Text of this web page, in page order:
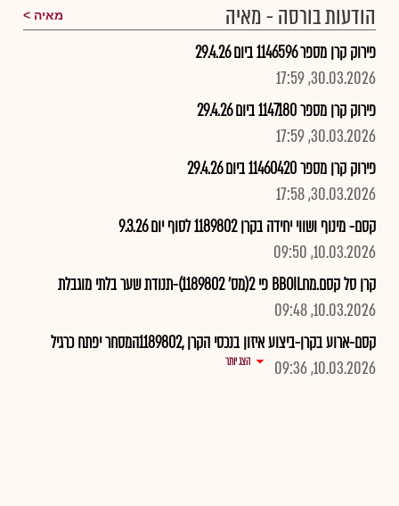
הודעות בורסה - מאיה מאיה
פירוק קרן מספר 1146596 ביום 29.4.26
30.03.2026, 17:59
פירוק קרן מספר 1147180 ביום 29.4.26
30.03.2026, 17:59
פירוק קרן מספר 11460420 ביום 29.4.26
30.03.2026, 17:58
קסם- מינוף ושווי יחידה בקרן 1189802 לסוף יום 9.3.26
10.03.2026, 09:50
קרן סל קסם.מחBBOIL פי 2(מס' 1189802)-תנודת שער בלתי מוגבלת
10.03.2026, 09:48
קסם-ארוע בקרן-ביצוע איזון בנכסי הקרן ,1189802המסחר יפתח כרגיל
10.03.2026, 09:36
הצג יותר